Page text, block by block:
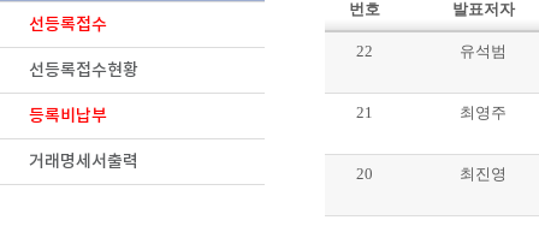
선등록접수
선등록접수현황
등록비납부
거래명세서출력
번호 발표저자
22 유석범
21 최영주
20 최진영